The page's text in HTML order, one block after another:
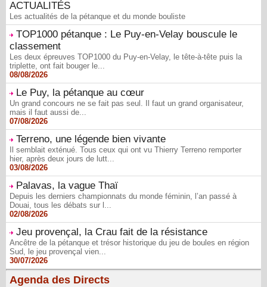
ACTUALITÉS
Les actualités de la pétanque et du monde bouliste
TOP1000 pétanque : Le Puy-en-Velay bouscule le
classement
Les deux épreuves TOP1000 du Puy-en-Velay, le tête-à-tête puis la
triplette, ont fait bouger le...
08/08/2026
Le Puy, la pétanque au cœur
Un grand concours ne se fait pas seul. Il faut un grand organisateur,
mais il faut aussi de...
07/08/2026
Terreno, une légende bien vivante
Il semblait exténué. Tous ceux qui ont vu Thierry Terreno remporter
hier, après deux jours de lutt...
03/08/2026
Palavas, la vague Thaï
Depuis les derniers championnats du monde féminin, l’an passé à
Douai, tous les débats sur l...
02/08/2026
Jeu provençal, la Crau fait de la résistance
Ancêtre de la pétanque et trésor historique du jeu de boules en région
Sud, le jeu provençal vien...
30/07/2026
Agenda des Directs